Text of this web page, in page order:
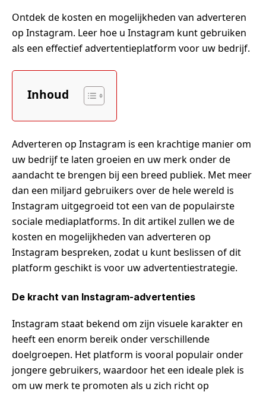
Ontdek de kosten en mogelijkheden van adverteren
op Instagram. Leer hoe u Instagram kunt gebruiken
als een effectief advertentieplatform voor uw bedrijf.
Inhoud
Adverteren op Instagram is een krachtige manier om
uw bedrijf te laten groeien en uw merk onder de
aandacht te brengen bij een breed publiek. Met meer
dan een miljard gebruikers over de hele wereld is
Instagram uitgegroeid tot een van de populairste
sociale mediaplatforms. In dit artikel zullen we de
kosten en mogelijkheden van adverteren op
Instagram bespreken, zodat u kunt beslissen of dit
platform geschikt is voor uw advertentiestrategie.
De kracht van Instagram-advertenties
Instagram staat bekend om zijn visuele karakter en
heeft een enorm bereik onder verschillende
doelgroepen. Het platform is vooral populair onder
jongere gebruikers, waardoor het een ideale plek is
om uw merk te promoten als u zich richt op